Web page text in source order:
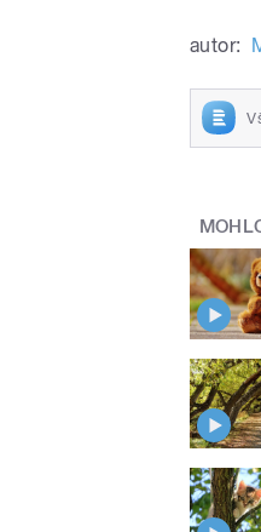
autor: